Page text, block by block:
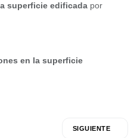
superficie edificada por
en la superficie
SIGUIENTE